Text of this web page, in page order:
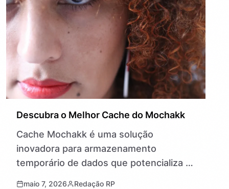
Descubra o Melhor Cache do Mochakk
Cache Mochakk é uma solução
inovadora para armazenamento
temporário de dados que potencializa a
maio 7, 2026 Redação RP